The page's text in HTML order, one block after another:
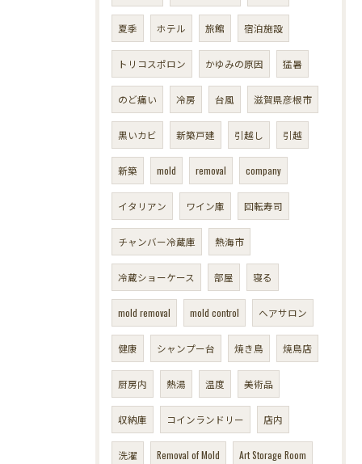
夏季 ホテル 旅館 宿泊施設
トリコスポロン かゆみの原因 猛暑
のど痛い 冷房 台風 滋賀県彦根市
黒いカビ 新築戸建 引越し 引越
新築 mold removal company
イタリアン ワイン庫 回転寿司
チャンバー冷蔵庫 熱海市
冷蔵ショーケース 部屋 寝る
mold removal mold control ヘアサロン
健康 シャンプー台 焼き鳥 焼鳥店
厨房内 熱湯 温度 美術品
収納庫 コインランドリー 店内
洗濯 Removal of Mold Art Storage Room